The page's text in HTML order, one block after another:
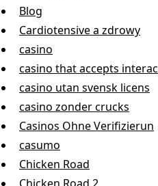
Blog
Cardiotensive a zdrowy
casino
casino that accepts interac
casino utan svensk licens
casino zonder crucks
Casinos Ohne Verifizierun
casumo
Chicken Road